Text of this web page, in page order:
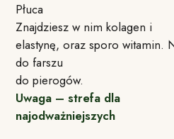
Płuca
Znajdziesz w nim kolagen i
elastynę, oraz sporo witamin.
do farszu
do pierogów.
Uwaga – strefa dla
najodważniejszych